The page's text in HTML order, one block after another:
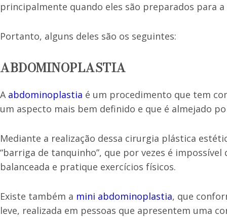
principalmente quando eles são preparados para
Portanto, alguns deles são os seguintes:
ABDOMINOPLASTIA
A abdominoplastia é um procedimento que tem
um aspecto mais bem definido e que é almejado
Mediante a realização dessa cirurgia plástica
“barriga de tanquinho”, que por vezes é
balanceada e pratique exercícios físicos.
Existe também a mini abdominoplastia, que
leve, realizada em pessoas que apresentem uma